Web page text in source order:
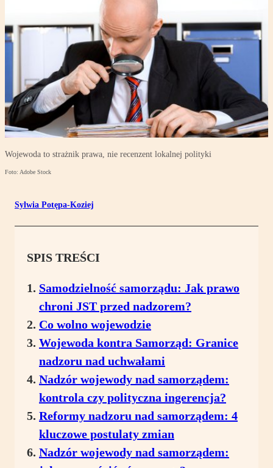
Wojewoda to strażnik prawa, nie recenzent lokalnej polityki
Foto: Adobe Stock
Sylwia Potępa-Koziej
SPIS TREŚCI
Samodzielność samorządu: Jak prawo
chroni JST przed nadzorem?
Co wolno wojewodzie
Wojewoda kontra Samorząd: Granice
nadzoru nad uchwałami
Nadzór wojewody nad samorządem:
kontrola czy polityczna ingerencja?
Reformy nadzoru nad samorządem: 4
kluczowe postulaty zmian
Nadzór wojewody nad samorządem: